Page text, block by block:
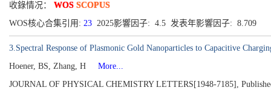
收錄情况： WOS SCOPUS
WOS核心合集引用: 23 2025影響因子: 4.5 发表年影響因子: 8.709
3.Spectral Response of Plasmonic Gold Nanoparticles to Capacitive
Hoener, BS, Zhang, H
More...
JOURNAL OF PHYSICAL CHEMISTRY LETTERS[1948-7185],